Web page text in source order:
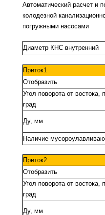
Автоматический расчет и
колодезной
погружными насосами
Диаметр КНС внутренний
Приток1
Отобразить
Угол поворота от востока,
град
Ду, мм
Наличие
Приток2
Отобразить
Угол поворота от востока,
град
Ду, мм